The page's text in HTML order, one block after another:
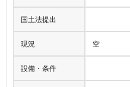
国土法提出
現況 空
設備・条件